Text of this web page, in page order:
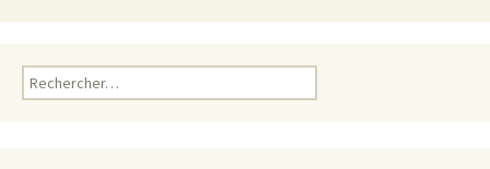
Rechercher :